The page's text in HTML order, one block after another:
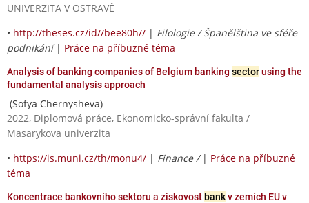
UNIVERZITA V OSTRAVĚ
• http://theses.cz/id//bee80h// | Filologie / Španělština ve sféře
podnikání| Práce na příbuzné téma
Analysis of banking companies of Belgium banking sectorusing the
fundamental analysis approach
(Sofya Chernysheva)
2022, Diplomová práce, Ekonomicko-správní fakulta /
Masarykova univerzita
• https://is.muni.cz/th/monu4/ | Finance / | Práce na příbuzné
téma
Koncentrace bankovního sektoru a ziskovost bankv zemích EU v